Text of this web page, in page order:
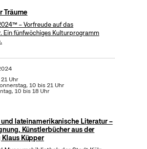
Träume
– Vorfreude auf das
Ein fünfwöchiges Kulturprogramm
Uhr
10 bis 21 Uhr
10 bis 18 Uhr
und lateinamerikanische Literatur –
Künstlerbücher aus der
Küpper